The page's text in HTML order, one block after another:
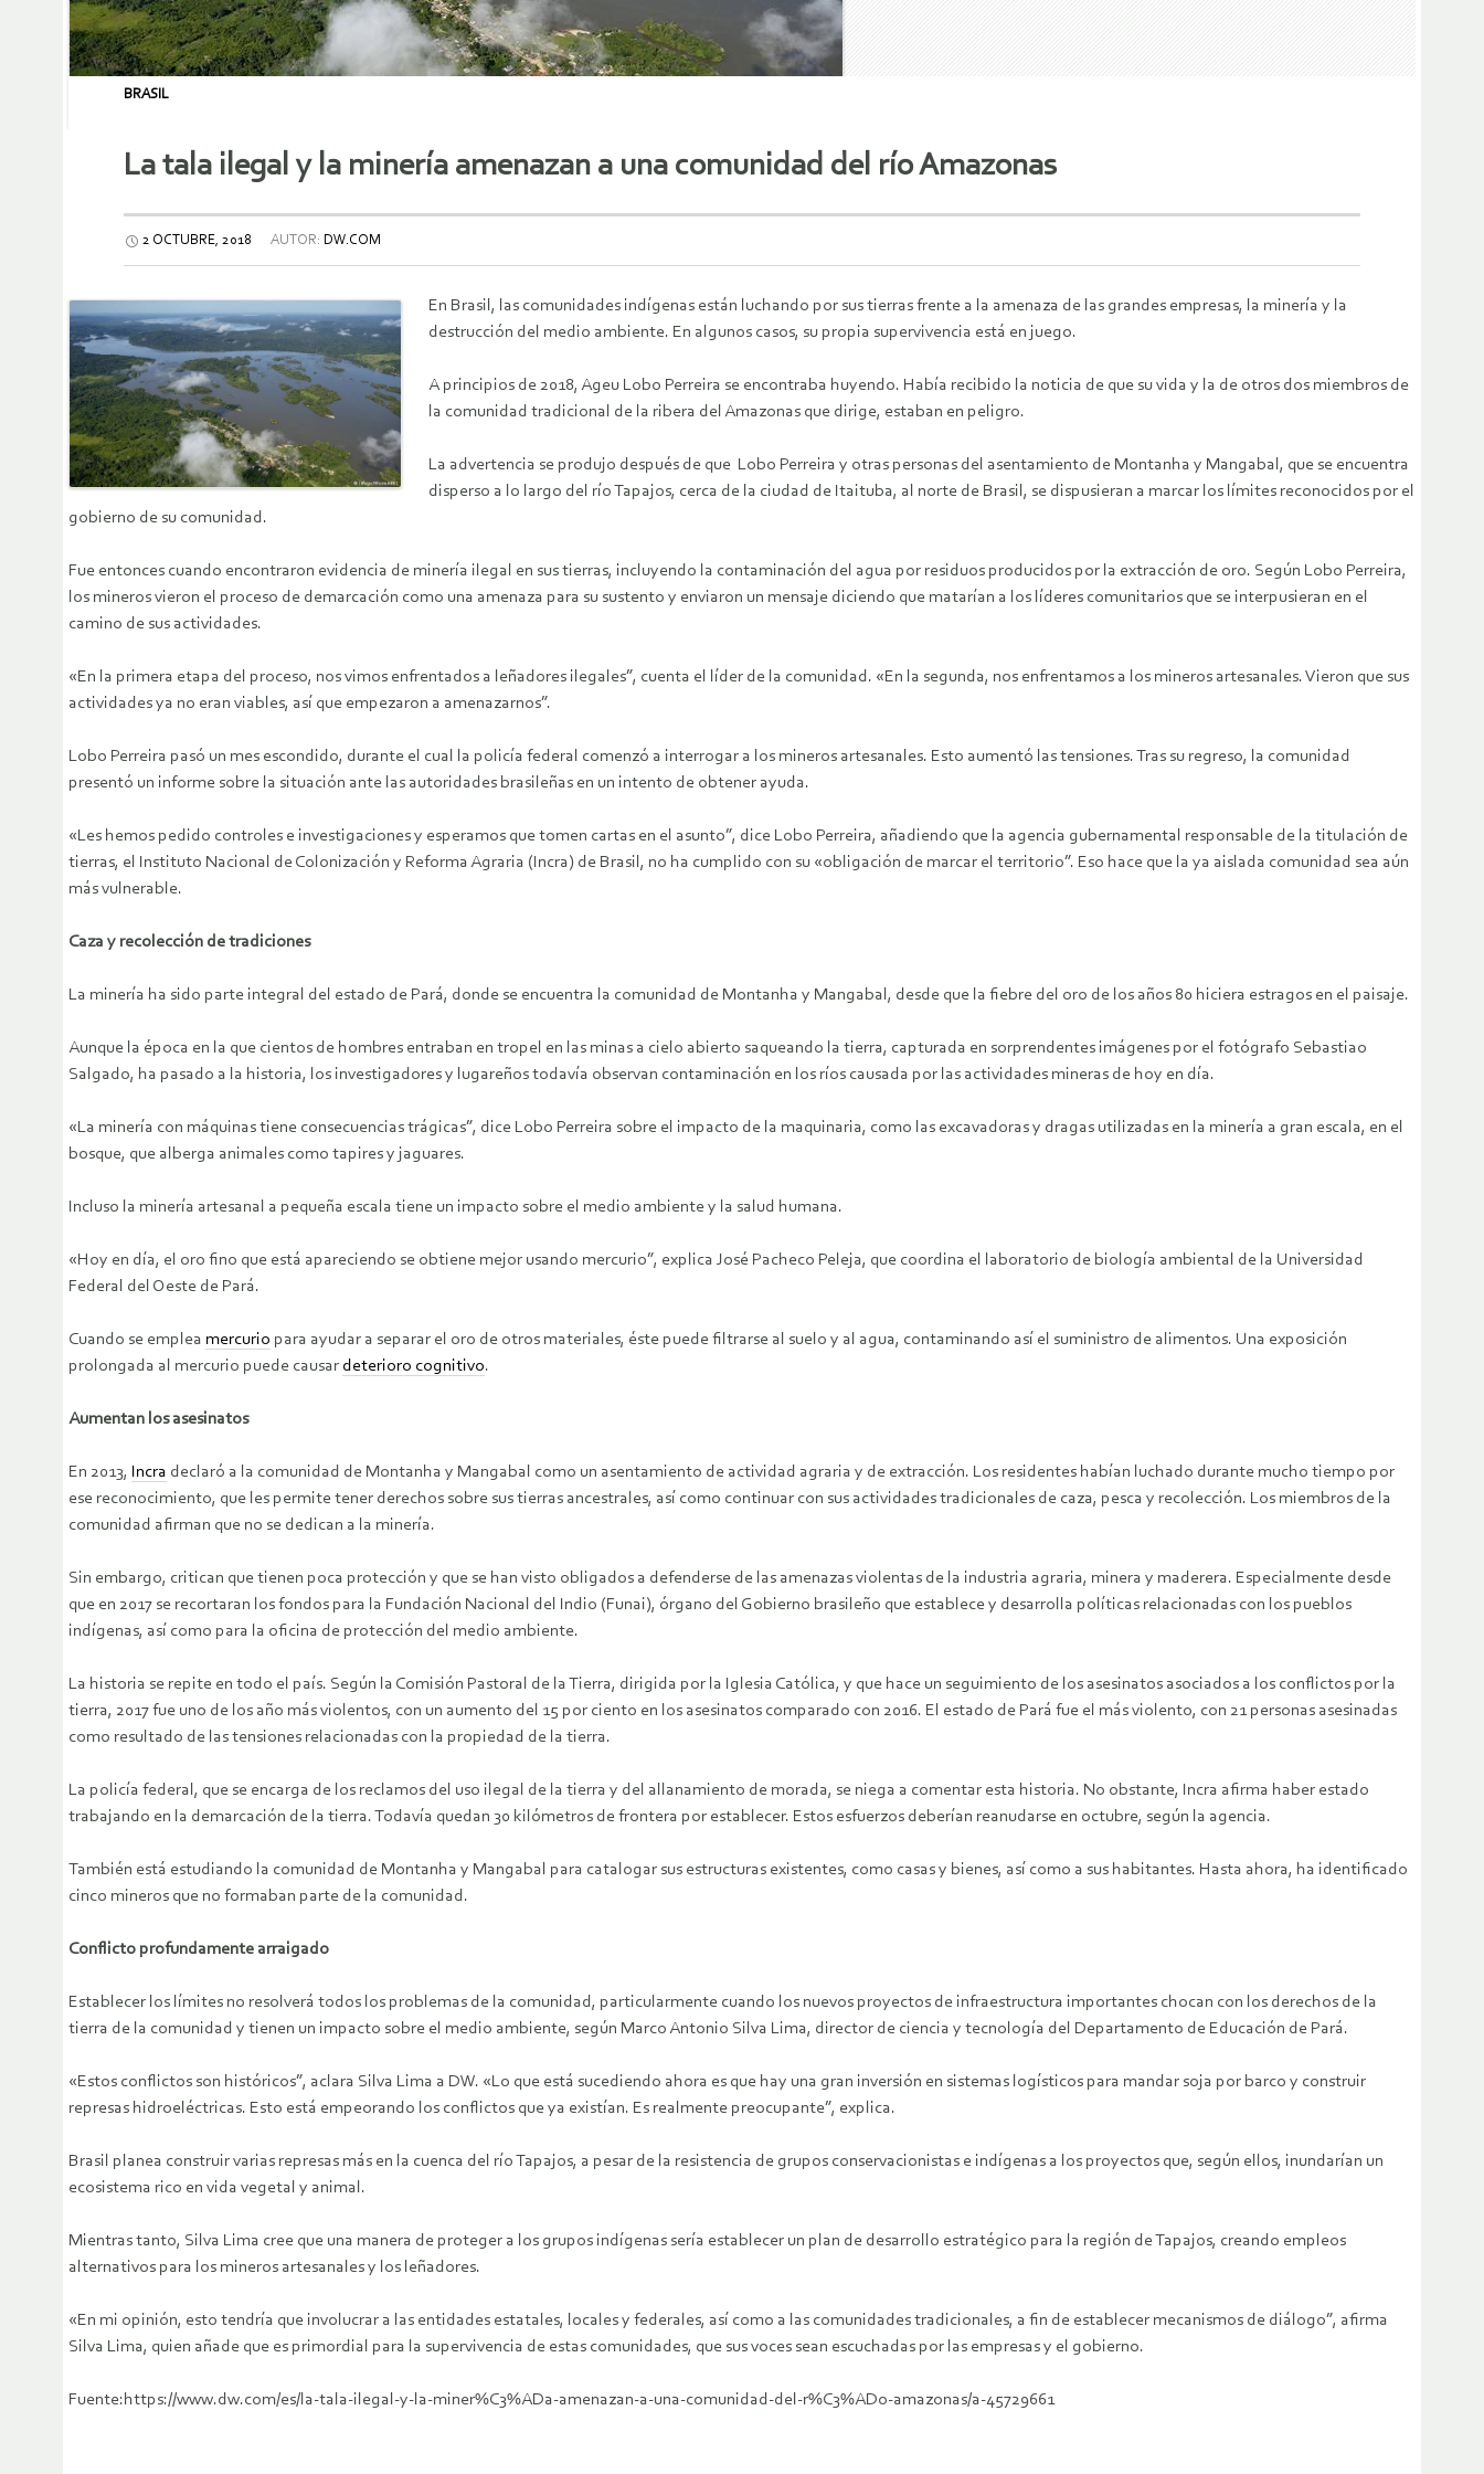
BRASIL
La tala ilegal y la minería amenazan a una comunidad del río Amazonas
2 OCTUBRE, 2018 AUTOR: DW.COM
En Brasil, las comunidades indígenas están luchando por sus tierras frente a la amenaza de las grandes empresas, la minería y la
destrucción del medio ambiente. En algunos casos, su propia supervivencia está en juego.
A principios de 2018, Ageu Lobo Perreira se encontraba huyendo. Había recibido la noticia de que su vida y la de otros dos miembros de
la comunidad tradicional de la ribera del Amazonas que dirige, estaban en peligro.
La advertencia se produjo después de que Lobo Perreira y otras personas del asentamiento de Montanha y Mangabal, que se encuentra
disperso a lo largo del río Tapajos, cerca de la ciudad de Itaituba, al norte de Brasil, se dispusieran a marcar los límites reconocidos por el
gobierno de su comunidad.
Fue entonces cuando encontraron evidencia de minería ilegal en sus tierras, incluyendo la contaminación del agua por residuos producidos por la extracción de oro. Según Lobo Perreira,
los mineros vieron el proceso de demarcación como una amenaza para su sustento y enviaron un mensaje diciendo que matarían a los líderes comunitarios que se interpusieran en el
camino de sus actividades.
«En la primera etapa del proceso, nos vimos enfrentados a leñadores ilegales”, cuenta el líder de la comunidad. «En la segunda, nos enfrentamos a los mineros artesanales. Vieron que sus
actividades ya no eran viables, así que empezaron a amenazarnos”.
Lobo Perreira pasó un mes escondido, durante el cual la policía federal comenzó a interrogar a los mineros artesanales. Esto aumentó las tensiones. Tras su regreso, la comunidad
presentó un informe sobre la situación ante las autoridades brasileñas en un intento de obtener ayuda.
«Les hemos pedido controles e investigaciones y esperamos que tomen cartas en el asunto”, dice Lobo Perreira, añadiendo que la agencia gubernamental responsable de la titulación de
tierras, el Instituto Nacional de Colonización y Reforma Agraria (Incra) de Brasil, no ha cumplido con su «obligación de marcar el territorio”. Eso hace que la ya aislada comunidad sea aún
más vulnerable.
Caza y recolección de tradiciones
La minería ha sido parte integral del estado de Pará, donde se encuentra la comunidad de Montanha y Mangabal, desde que la fiebre del oro de los años 80 hiciera estragos en el paisaje.
Aunque la época en la que cientos de hombres entraban en tropel en las minas a cielo abierto saqueando la tierra, capturada en sorprendentes imágenes por el fotógrafo Sebastiao
Salgado, ha pasado a la historia, los investigadores y lugareños todavía observan contaminación en los ríos causada por las actividades mineras de hoy en día.
«La minería con máquinas tiene consecuencias trágicas”, dice Lobo Perreira sobre el impacto de la maquinaria, como las excavadoras y dragas utilizadas en la minería a gran escala, en el
bosque, que alberga animales como tapires y jaguares.
Incluso la minería artesanal a pequeña escala tiene un impacto sobre el medio ambiente y la salud humana.
«Hoy en día, el oro fino que está apareciendo se obtiene mejor usando mercurio”, explica José Pacheco Peleja, que coordina el laboratorio de biología ambiental de la Universidad
Federal del Oeste de Pará.
Cuando se emplea mercurio para ayudar a separar el oro de otros materiales, éste puede filtrarse al suelo y al agua, contaminando así el suministro de alimentos. Una exposición
prolongada al mercurio puede causar deterioro cognitivo.
Aumentan los asesinatos
En 2013, Incra declaró a la comunidad de Montanha y Mangabal como un asentamiento de actividad agraria y de extracción. Los residentes habían luchado durante mucho tiempo por
ese reconocimiento, que les permite tener derechos sobre sus tierras ancestrales, así como continuar con sus actividades tradicionales de caza, pesca y recolección. Los miembros de la
comunidad afirman que no se dedican a la minería.
Sin embargo, critican que tienen poca protección y que se han visto obligados a defenderse de las amenazas violentas de la industria agraria, minera y maderera. Especialmente desde
que en 2017 se recortaran los fondos para la Fundación Nacional del Indio (Funai), órgano del Gobierno brasileño que establece y desarrolla políticas relacionadas con los pueblos
indígenas, así como para la oficina de protección del medio ambiente.
La historia se repite en todo el país. Según la Comisión Pastoral de la Tierra, dirigida por la Iglesia Católica, y que hace un seguimiento de los asesinatos asociados a los conflictos por la
tierra, 2017 fue uno de los año más violentos, con un aumento del 15 por ciento en los asesinatos comparado con 2016. El estado de Pará fue el más violento, con 21 personas asesinadas
como resultado de las tensiones relacionadas con la propiedad de la tierra.
La policía federal, que se encarga de los reclamos del uso ilegal de la tierra y del allanamiento de morada, se niega a comentar esta historia. No obstante, Incra afirma haber estado
trabajando en la demarcación de la tierra. Todavía quedan 30 kilómetros de frontera por establecer. Estos esfuerzos deberían reanudarse en octubre, según la agencia.
También está estudiando la comunidad de Montanha y Mangabal para catalogar sus estructuras existentes, como casas y bienes, así como a sus habitantes. Hasta ahora, ha identificado
cinco mineros que no formaban parte de la comunidad.
Conflicto profundamente arraigado
Establecer los límites no resolverá todos los problemas de la comunidad, particularmente cuando los nuevos proyectos de infraestructura importantes chocan con los derechos de la
tierra de la comunidad y tienen un impacto sobre el medio ambiente, según Marco Antonio Silva Lima, director de ciencia y tecnología del Departamento de Educación de Pará.
«Estos conflictos son históricos”, aclara Silva Lima a DW. «Lo que está sucediendo ahora es que hay una gran inversión en sistemas logísticos para mandar soja por barco y construir
represas hidroeléctricas. Esto está empeorando los conflictos que ya existían. Es realmente preocupante”, explica.
Brasil planea construir varias represas más en la cuenca del río Tapajos, a pesar de la resistencia de grupos conservacionistas e indígenas a los proyectos que, según ellos, inundarían un
ecosistema rico en vida vegetal y animal.
Mientras tanto, Silva Lima cree que una manera de proteger a los grupos indígenas sería establecer un plan de desarrollo estratégico para la región de Tapajos, creando empleos
alternativos para los mineros artesanales y los leñadores.
«En mi opinión, esto tendría que involucrar a las entidades estatales, locales y federales, así como a las comunidades tradicionales, a fin de establecer mecanismos de diálogo”, afirma
Silva Lima, quien añade que es primordial para la supervivencia de estas comunidades, que sus voces sean escuchadas por las empresas y el gobierno.
Fuente:https://www.dw.com/es/la-tala-ilegal-y-la-miner%C3%ADa-amenazan-a-una-comunidad-del-r%C3%ADo-amazonas/a-45729661